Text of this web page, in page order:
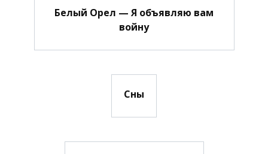
Белый Орел — Я объявляю вам
войну
Сны